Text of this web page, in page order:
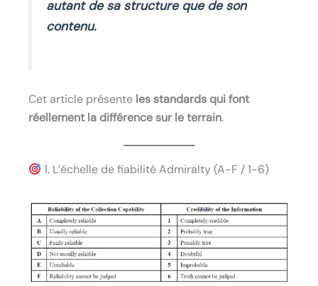
autant de sa structure que de son
contenu.
Cet article présente les standards qui font
réellement la différence sur le terrain.
1. L’échelle de fiabilité Admiralty (A-F / 1-6)